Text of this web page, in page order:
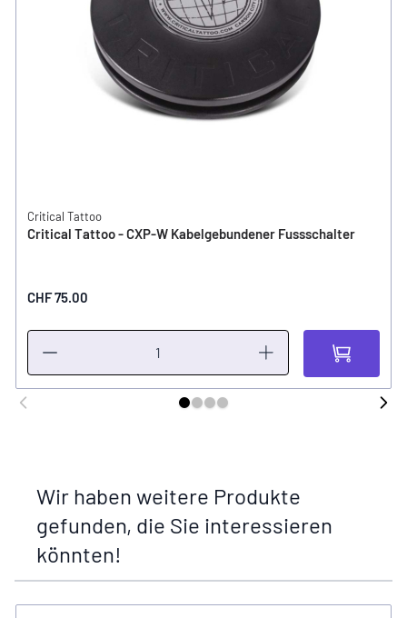
Critical Tattoo
Critical Tattoo - CXP-W Kabelgebundener Fussschalter
CHF 75.00
Wir haben weitere Produkte
gefunden, die Sie interessieren
könnten!